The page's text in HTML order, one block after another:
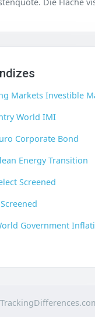
Markets Investible
World IMI
Corporate Bond
Energy Transition
Screened
Government